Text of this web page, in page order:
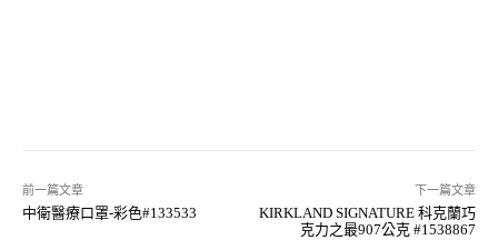
前一篇文章
中衛醫療口罩-彩色#133533
下一篇文章
KIRKLAND SIGNATURE 科克蘭巧
克力之最907公克 #1538867